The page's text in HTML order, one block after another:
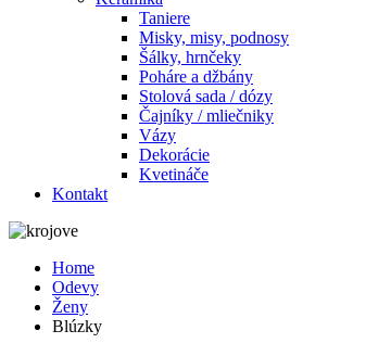
Taniere
Misky, misy, podnosy
Šálky, hrnčeky
Poháre a džbány
Stolová sada / dózy
Čajníky / mliečniky
Vázy
Dekorácie
Kvetináče
Kontakt
Home
Odevy
Ženy
Blúzky